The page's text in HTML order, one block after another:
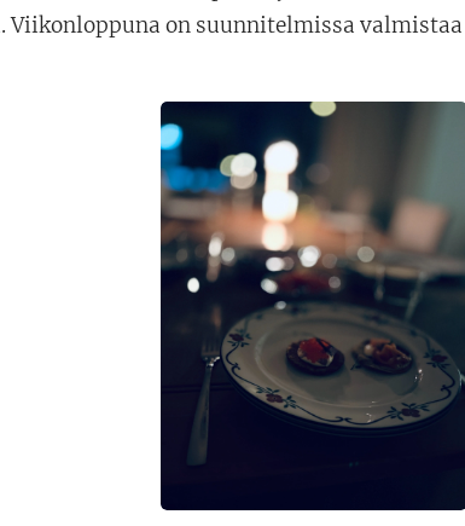
Viikonloppuna on suunnitelmissa